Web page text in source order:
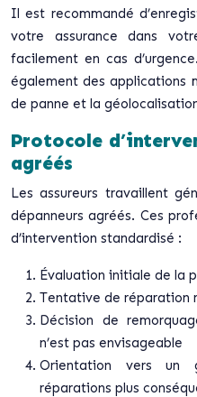
Il est recommandé
votre assurance dans
facilement en cas
également des applications
de panne et la
Protocole
agréés
Les assureurs travaillent
dépanneurs agréés. Ces
d’intervention standardisé :
Évaluation initiale de la
Tentative de réparation
Décision de
n’est pas envisageable
Orientation vers un
réparations plus